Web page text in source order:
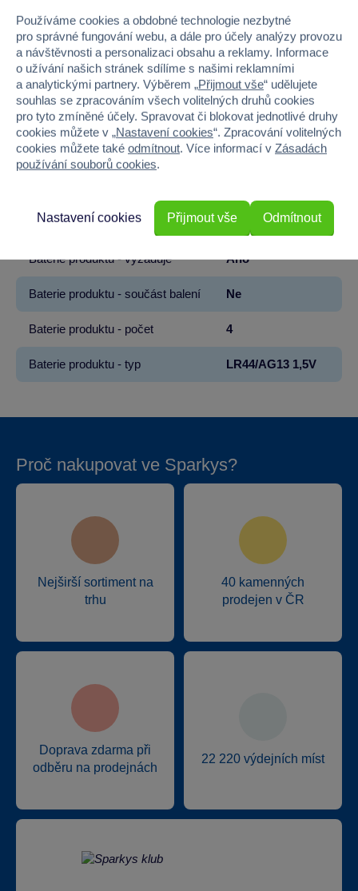
Značka Fingerlings
Věk od 3
Pohlaví HOLKA, KLUK
Šířka 15
Výška 23
Hmotnost v gramech 170
Baterie produktu - vyžaduje Ano
Baterie produktu - součást balení Ne
Baterie produktu - počet 4
Baterie produktu - typ LR44/AG13 1,5V
Proč nakupovat ve Sparkys?
Nejširší sortiment na
trhu
40 kamenných
prodejen v ČR
Doprava zdarma při
odběru na prodejnách
22 220 výdejních míst
Používáme cookies a obdobné technologie nezbytné
pro správné fungování webu, a dále pro účely analýzy provozu
a návštěvnosti a personalizaci obsahu a reklamy. Informace
o užívání našich stránek sdílíme s našimi reklamními
a analytickými partnery. Výběrem „Přijmout vše“ udělujete
souhlas se zpracováním všech volitelných druhů cookies
pro tyto zmíněné účely. Spravovat či blokovat jednotlivé druhy
cookies můžete v „Nastavení cookies“. Zpracování volitelných
cookies můžete také odmítnout. Více informací v Zásadách
používání souborů cookies.
Odmítnout
Nastavení cookies Přijmout vše